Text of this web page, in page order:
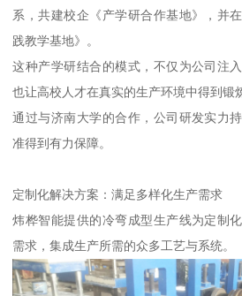
系，共建校企《产学研合作基地》，并
践教学基地》。
这种产学研结合的模式，不仅为公司注
也让高校人才在真实的生产环境中得到锻
通过与济南大学的合作，公司研发实力
准得到有力保障。
定制化解决方案：满足多样化生产需求
炜桦智能提供的冷弯成型生产线为定制
需求，集成生产所需的众多工艺与系统。